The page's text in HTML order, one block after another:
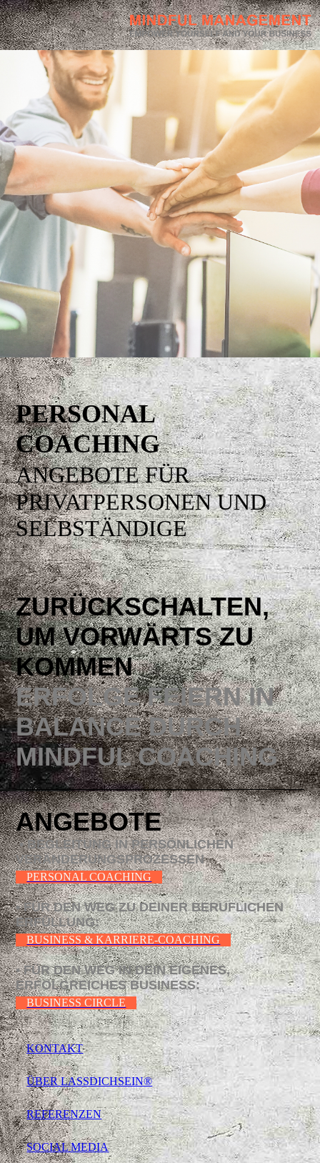
PERSONAL
COACHING
ANGEBOTEFÜR
PRIVATPERSONEN UND
SELBSTÄNDIGE
ZURÜCKSCHALTEN,
UM VORWÄRTS ZU
KOMMEN
ERFOLGE FEIERN IN
BALANCE DURCH
MINDFUL COACHING
ANGEBOTE
• BEGLEITUNG IN PERSÖNLICHEN
VERÄNDERUNGSPROZESSEN
PERSONAL COACHING
• FÜR DEN WEG ZU DEINER BERUFLICHEN
ERFÜLLUNG:
BUSINESS & KARRIERE-COACHING
•FÜRDEN WEG IN DEIN EIGENES,
ERFOLGREICHES BUSINESS:
BUSINESS CIRCLE
KONTAKT
ÜBER LASSDICHSEIN®
REFERENZEN
SOCIAL MEDIA